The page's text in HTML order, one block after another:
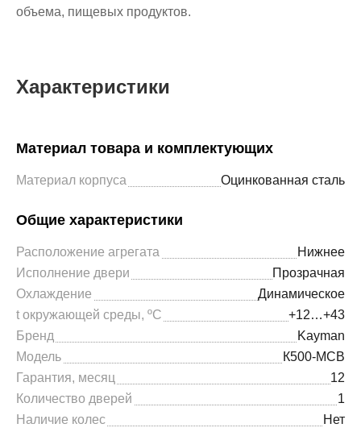
объема, пищевых продуктов.
Характеристики
Материал товара и комплектующих
Материал корпуса Оцинкованная сталь
Общие характеристики
Расположение агрегата
Нижнее
Исполнение двери
Прозрачная
Охлаждение
Динамическое
t окружающей среды, ºС
+12…+43
Бренд
Kayman
Модель
К500-МСВ
Гарантия, месяц
12
Количество дверей
1
Наличие колес
Нет